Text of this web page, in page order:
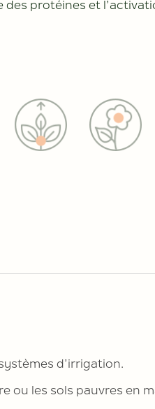
des protéines et
d’irrigation.
ou les sols pauvres en